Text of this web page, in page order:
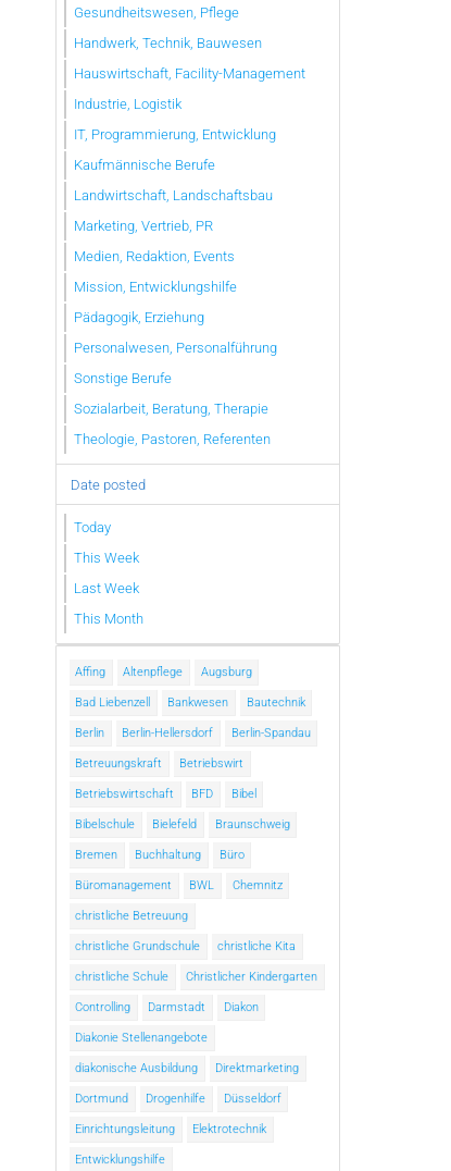
Gesundheitswesen, Pflege
Handwerk, Technik, Bauwesen
Hauswirtschaft, Facility-Management
Industrie, Logistik
IT, Programmierung, Entwicklung
Kaufmännische Berufe
Landwirtschaft, Landschaftsbau
Marketing, Vertrieb, PR
Medien, Redaktion, Events
Mission, Entwicklungshilfe
Pädagogik, Erziehung
Personalwesen, Personalführung
Sonstige Berufe
Sozialarbeit, Beratung, Therapie
Theologie, Pastoren, Referenten
Date posted
Today
This Week
Last Week
This Month
Affing Altenpflege Augsburg
Bad Liebenzell Bankwesen Bautechnik
Berlin Berlin-Hellersdorf Berlin-Spandau
Betreuungskraft Betriebswirt
Betriebswirtschaft BFD Bibel
Bibelschule Bielefeld Braunschweig
Bremen Buchhaltung Büro
Büromanagement BWL Chemnitz
christliche Betreuung
christliche Grundschule christliche Kita
christliche Schule Christlicher Kindergarten
Controlling Darmstadt Diakon
Diakonie Stellenangebote
diakonische Ausbildung Direktmarketing
Dortmund Drogenhilfe Düsseldorf
Einrichtungsleitung Elektrotechnik
Entwicklungshilfe